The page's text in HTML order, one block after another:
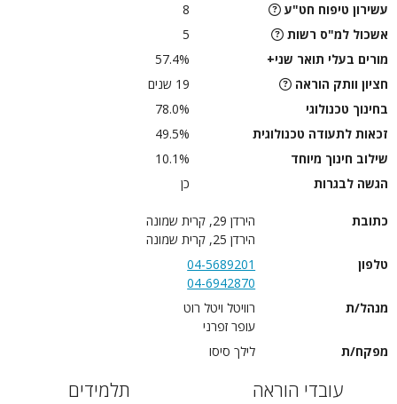
עשירון טיפוח חט"ע
8
אשכול למ"ס רשות
5
מורים בעלי תואר שני+
57.4%
חציון וותק הוראה
19 שנים
בחינוך טכנולוגי
78.0%
זכאות לתעודה טכנולוגית
49.5%
שילוב חינוך מיוחד
10.1%
הגשה לבגרות
כן
כתובת
הירדן 29, קרית שמונה
הירדן 25, קרית שמונה
טלפון
04-5689201
04-6942870
מנהל/ת
רוויטל ויטל רוט
עופר זפרני
מפקח/ת
לילך סיסו
עובדי הוראה תלמידים